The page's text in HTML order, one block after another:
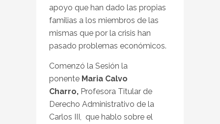
apoyo que han dado las propias
familias a los miembros de las
mismas que por la crisis han
pasado problemas económicos.
Comenzó la Sesión la
ponente Maria Calvo
Charro, Profesora Titular de
Derecho Administrativo de la
Carlos III, que hablo sobre el